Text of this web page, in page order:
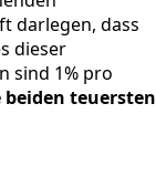
darlegen, dass
dieser
sind 1% pro
teuersten